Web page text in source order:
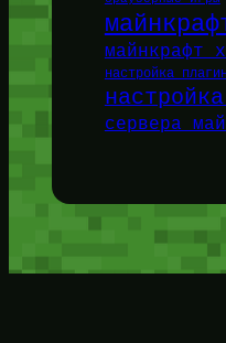
майнкрафт
настройка
сервера